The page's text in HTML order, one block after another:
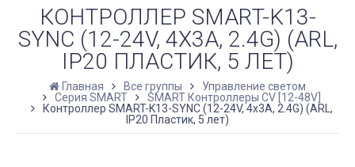
КОНТРОЛЛЕР SMART-K13-
SYNC (12-24V, 4X3A, 2.4G) (ARL,
IP20 ПЛАСТИК, 5 ЛЕТ)
Главная Все группы
Управление светом
Серия SMART
SMART Контроллеры CV [12-48V]
Контроллер SMART-K13-SYNC (12-24V, 4x3A, 2.4G) (ARL,
IP20 Пластик, 5 лет)